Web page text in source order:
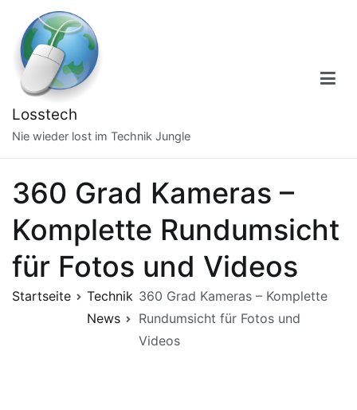
Inhalt
springen
Losstech
Nie wieder lost im Technik Jungle
360 Grad Kameras –
Komplette Rundumsicht
für Fotos und Videos
Startseite
Technik
News
360 Grad Kameras – Komplette
Rundumsicht für Fotos und
Videos